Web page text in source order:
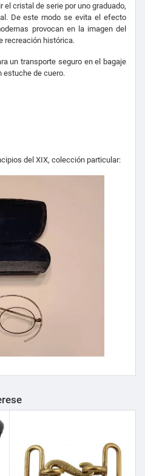
cristal de serie por uno graduado,
De este modo se evita el efecto
provocan en la imagen del
recreación histórica.
un transporte seguro en el bagaje
estuche de cuero.
del XIX, colección particular: